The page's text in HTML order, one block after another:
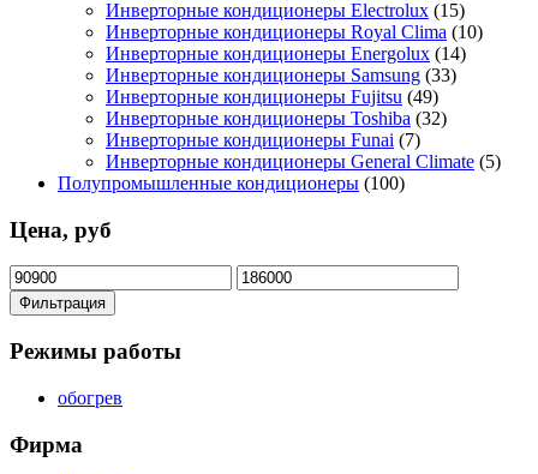
Инверторные кондиционеры Electrolux (15)
Инверторные кондиционеры Royal Clima (10)
Инверторные кондиционеры Energolux (14)
Инверторные кондиционеры Samsung (33)
Инверторные кондиционеры Fujitsu (49)
Инверторные кондиционеры Toshiba (32)
Инверторные кондиционеры Funai (7)
Инверторные кондиционеры General Climate (5)
Полупромышленные кондиционеры (100)
Цена, руб
Минимальная
цена
Максимальная
цена
Фильтрация
Режимы работы
обогрев
Фирма